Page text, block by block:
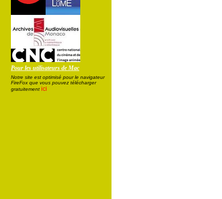
Pour les utilisateurs de Mac
Notre site est optimisé pour le navigateur
FireFox que vous pouvez télécharger
gratuitement ici